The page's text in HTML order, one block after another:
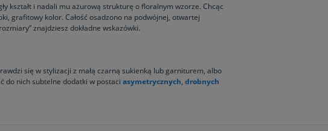
kształt i nadali mu ażurową strukturę o floralnym wzorze. Chcąc
grafitowy kolor. Całość osadzono na podwójnej, otwartej
znajdziesz dokładne wskazówki.
się w stylizacji z małą czarną sukienką lub garniturem, albo
do nich subtelne dodatki w postaci asymetrycznych, drobnych